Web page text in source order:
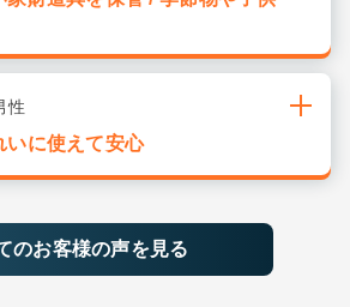
性
いに使えて安心
のお客様の声を見る